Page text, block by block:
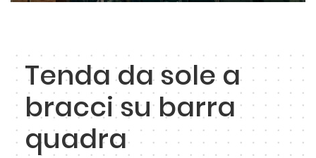
Tenda da sole a
bracci su barra
quadra